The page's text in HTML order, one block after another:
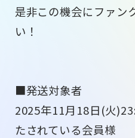
是非この機会にファン
い！
■発送対象者
2025年11月18日(火
たされている会員様